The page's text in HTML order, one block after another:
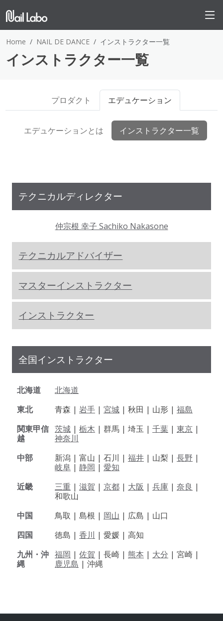
Home NAIL DE DANCE インストラクター一覧
インストラクター一覧
プロダクト エデュケーション
エデュケーションとは インストラクター一覧
テクニカルディレクター
仲宗根 幸子 Sachiko Nakasone
テクニカルアドバイザー
マスターインストラクター
インストラクター
全国インストラクター
北海道
北海道
東北
青森 | 岩手 | 宮城 | 秋田 | 山形 | 福島
関東甲信
越
茨城 | 栃木 | 群馬 | 埼玉 | 千葉 | 東京 |
神奈川
中部
新潟 | 富山 | 石川 | 福井 | 山梨 | 長野 |
岐阜 | 静岡 | 愛知
近畿
三重 | 滋賀 | 京都 | 大阪 | 兵庫 | 奈良 |
和歌山
中国
鳥取 | 島根 | 岡山 | 広島 | 山口
四国
徳島 | 香川 | 愛媛 | 高知
九州・沖
縄
福岡 | 佐賀 | 長崎 | 熊本 | 大分 | 宮崎 |
鹿児島 | 沖縄